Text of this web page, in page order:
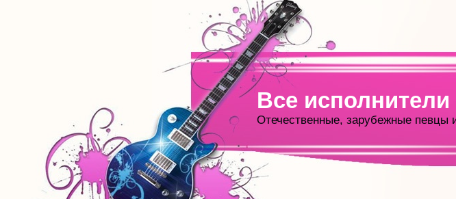
Все исполнители
Отечественные, зарубежные певцы